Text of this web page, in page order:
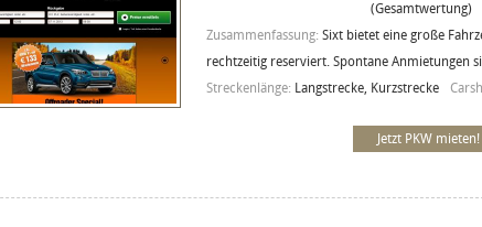
(Gesamtwertung)
Zusammenfassung: Sixt bietet eine große
rechtzeitig reserviert. Spontane Anmietungen
Streckenlänge: Langstrecke, Kurzstrecke
Jetzt PKW mieten!